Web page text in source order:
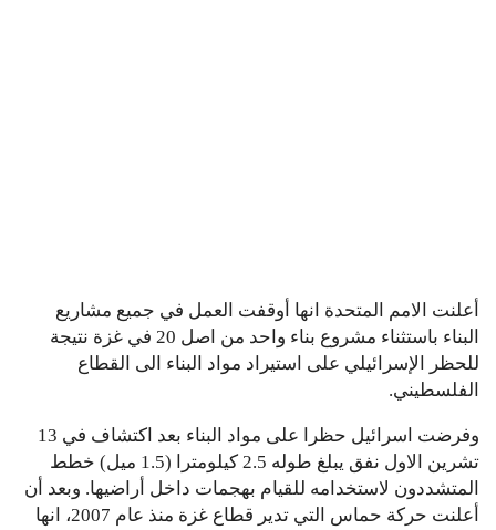
أعلنت الامم المتحدة انها أوقفت العمل في جميع مشاريع
البناء باستثناء مشروع بناء واحد من اصل 20 في غزة نتيجة
للحظر الإسرائيلي على استيراد مواد البناء الى القطاع
الفلسطيني.
وفرضت اسرائيل حظرا على مواد البناء بعد اكتشاف في 13
تشرين الاول نفق يبلغ طوله 2.5 كيلومترا (1.5 ميل) خطط
المتشددون لاستخدامه للقيام بهجمات داخل أراضيها. وبعد أن
أعلنت حركة حماس التي تدير قطاع غزة منذ عام 2007، انها